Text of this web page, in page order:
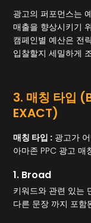
광고의 퍼포먼스는
매출을 향상시키기
캠페인별 예산은 전
입찰할지 세밀하게
3. 매칭 타입
EXACT)
매칭 타입 : 광고가
아마존 PPC 광고 매
1. Broad
키워드와 관련 있는
다른 문장 까지 포함